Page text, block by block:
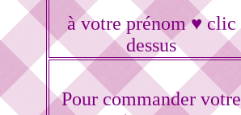
à votre prénom ♥ clic
dessus
Pour commander votre